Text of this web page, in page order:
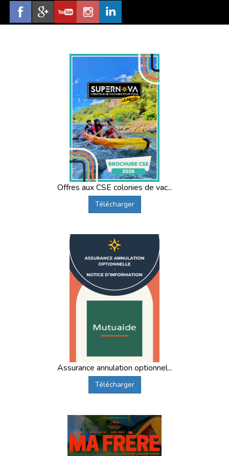
Offres aux CSE colonies de vac...
Télécharger
Assurance annulation optionnel...
Télécharger